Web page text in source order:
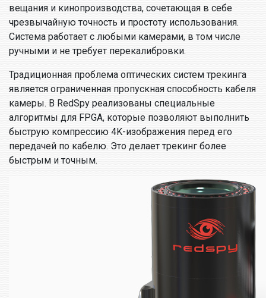
вещания и кинопроизводства, сочетающая в себе
чрезвычайную точность и простоту использования.
Система работает с любыми камерами, в том числе
ручными и не требует перекалибровки.
Традиционная проблема оптических систем трекинга
является ограниченная пропускная способность кабеля
камеры. В RedSpy реализованы специальные
алгоритмы для FPGA, которые позволяют выполнить
быструю компрессию 4K-изображения перед его
передачей по кабелю. Это делает трекинг более
быстрым и точным.